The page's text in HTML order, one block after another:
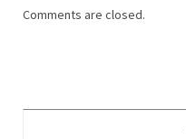
Comments are closed.